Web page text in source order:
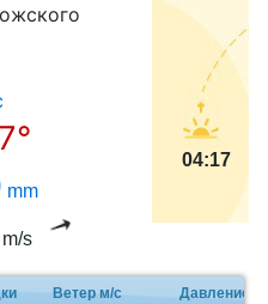
mm
m/s
04:17
Ветер м/с Давление